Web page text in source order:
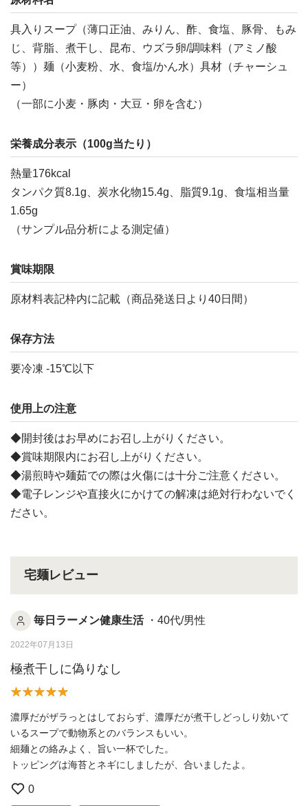
具入りスープ（薄口正油、みりん、酢、食塩、豚骨、もみ
じ、背脂、煮干し、昆布、ウズラ卵/調味料（アミノ酸
等））麺（小麦粉、水、食塩/かん水）具材（チャーシュ
ー）
（一部に小麦・豚肉・大豆・卵を含む）
栄養成分表示（100g当たり）
熱量176kcal
タンパク質8.1g、炭水化物15.4g、脂質9.1g、食塩相当量
1.65g
（サンプル品分析による測定値）
賞味期限
原材料表記枠内に記載（商品発送日より40日間）
保存方法
要冷凍 -15℃以下
使用上の注意
◆開封後はお早めにお召し上がりください。
◆賞味期限内にお召し上がりください。
◆湯煎時や麺茹での際は火傷には十分ご注意ください。
◆電子レンジや直接火にかけての解凍は絶対行わないでく
ださい。
宅麺レビュー
毎日ラーメン健康生活 ・40代/男性
2022年07月13日
極煮干しに偽りなし
濃厚だがザラっとはしておらず、濃厚だが煮干しどっしり効いて
いるスープで動物系とのバランスもいい。
細麺との絡みよく、旨い一杯でした。
トッピングは海苔とネギにしましたが、合いましたよ。
0